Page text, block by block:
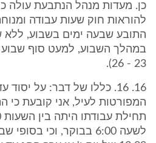
כן. מעדות מנהל הנתבעת עולה
להוראות חוק שעות עבודה
התובע שבעה ימים בשבוע, ללא
23 - 26).
16. 16. כללו של דבר: על
המפורטות לעיל, אני קובעת כי
לשעה 6:00 בבוקר, וכי